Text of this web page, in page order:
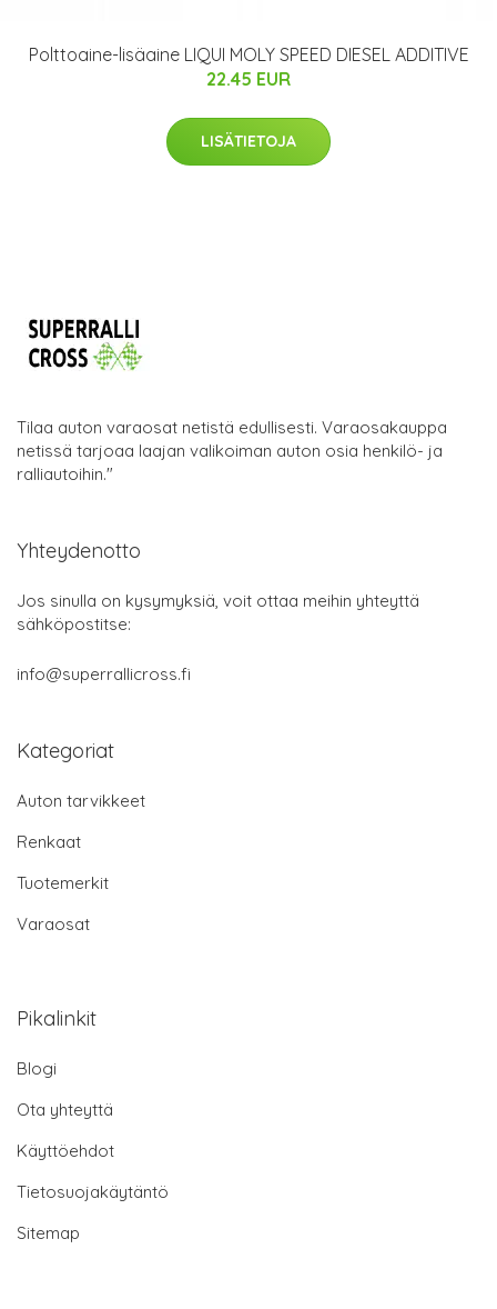
Polttoaine-lisäaine LIQUI MOLY SPEED DIESEL ADDITIVE
22.45 EUR
LISÄTIETOJA
Tilaa auton varaosat netistä edullisesti. Varaosakauppa
netissä tarjoaa laajan valikoiman auton osia henkilö- ja
ralliautoihin."
Yhteydenotto
Jos sinulla on kysymyksiä, voit ottaa meihin yhteyttä
sähköpostitse:
info@superrallicross.fi
Kategoriat
Auton tarvikkeet
Renkaat
Tuotemerkit
Varaosat
Pikalinkit
Blogi
Ota yhteyttä
Käyttöehdot
Tietosuojakäytäntö
Sitemap